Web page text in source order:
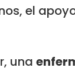
el
una